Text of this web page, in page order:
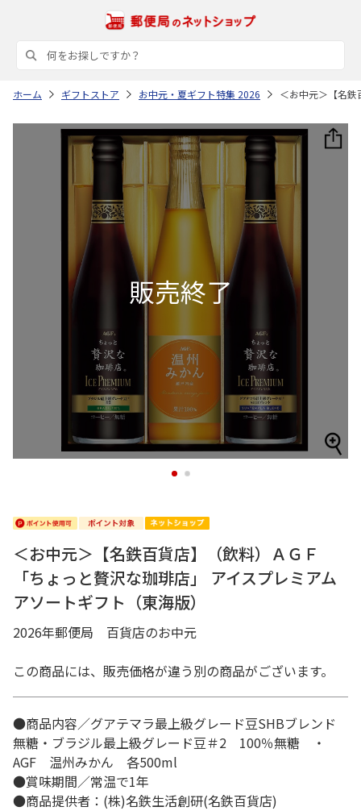
ホーム ギフトストア お中元・夏ギフト特集 2026 ＜お中元＞【名
1 2
＜お中元＞【名鉄百貨店】（飲料）ＡＧＦ
「ちょっと贅沢な珈琲店」 アイスプレミアム
アソートギフト（東海版）
2026年郵便局 百貨店のお中元
この商品には、販売価格が違う別の商品がございます。
●商品内容／グアテマラ最上級グレード豆SHBブレンド
無糖・ブラジル最上級グレード豆＃2 100％無糖 ・
AGF 温州みかん 各500ml
●賞味期間／常温で1年
●商品提供者：(株)名鉄生活創研(名鉄百貨店)